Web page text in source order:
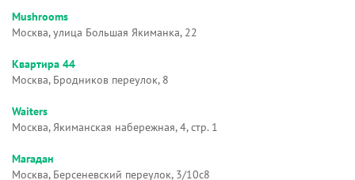
Mushrooms
Москва, улица Большая Якиманка, 22
Квартира 44
Москва, Бродников переулок, 8
Waiters
Москва, Якиманская набережная, 4, стр. 1
Магадан
Москва, Берсеневский переулок, 3/10с8